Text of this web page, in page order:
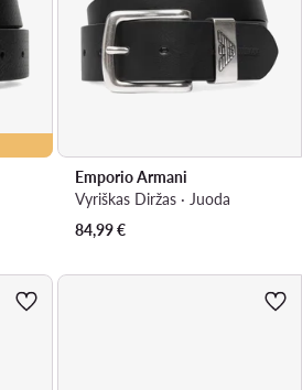
Emporio Armani
Vyriškas Diržas · Juoda
84,99€